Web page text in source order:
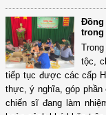
trong
tộc,
tiếp tục được các cấp
thực, ý nghĩa, góp
chiến sĩ đang làm